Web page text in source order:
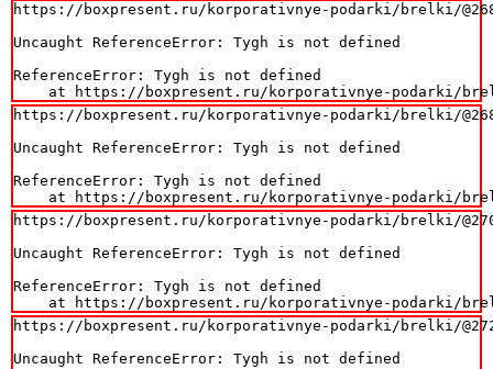
https://boxpresent.ru/korporativnye-podarki/brelki/
Uncaught ReferenceError: Tygh is not defined
ReferenceError: Tygh is not defined
at https://boxpresent.ru/korporativnye-podarki/
https://boxpresent.ru/korporativnye-podarki/brelki/
Uncaught ReferenceError: Tygh is not defined
ReferenceError: Tygh is not defined
at https://boxpresent.ru/korporativnye-podarki/
https://boxpresent.ru/korporativnye-podarki/brelki/
Uncaught ReferenceError: Tygh is not defined
ReferenceError: Tygh is not defined
at https://boxpresent.ru/korporativnye-podarki/
https://boxpresent.ru/korporativnye-podarki/brelki/
Uncaught ReferenceError: Tygh is not defined